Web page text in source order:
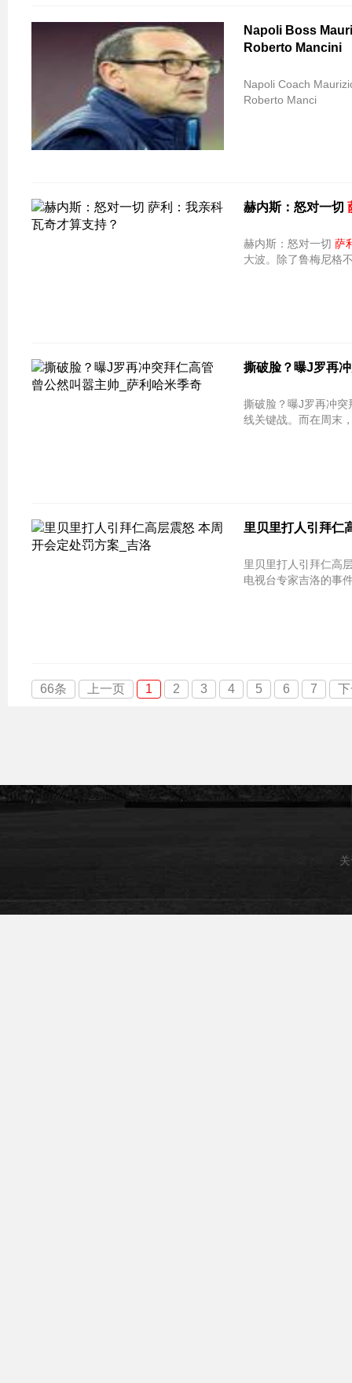
Napoli Boss
Roberto Mancini
Napoli Coach
Roberto Manci
赫内斯：怒对一切
赫内斯：怒对一切 萨
大波。除了鲁梅尼格
撕破脸？曝J罗再
撕破脸？曝J罗再冲
线关键战。而在周末
里贝里打人引拜仁
里贝里打人引拜仁高层震怒 本周开会
电视台专家吉洛的事
66条 上一页 1 2 3 4 5 6 7